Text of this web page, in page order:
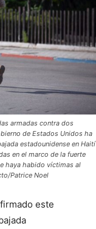
armadas contra dos
de Estados Unidos ha
estadounidense en Haití
en el marco de la fuerte
haya habido víctimas al
Patrice Noel
este